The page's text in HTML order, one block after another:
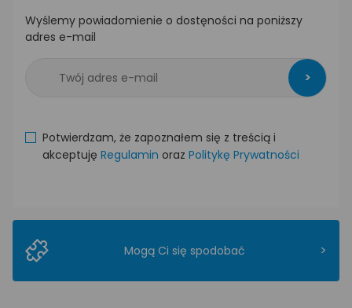
Wyślemy powiadomienie o dostęności na poniższy
adres e-mail
>
Potwierdzam, że zapoznałem się z treścią i
akceptuję Regulamin oraz Politykę Prywatności
Mogą Ci się spodobać >